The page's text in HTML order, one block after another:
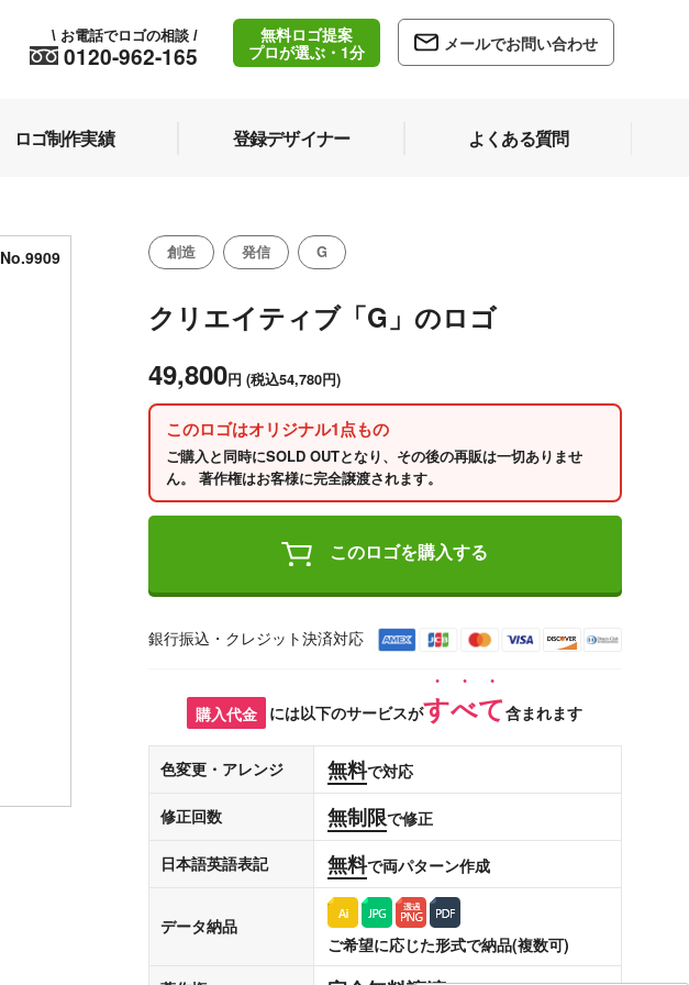
0120-962-165
\ お電話でロゴの相談 /
無料ロゴ提案
プロが選ぶ・1分
メールでお問い合わせ
ロゴ制作実績 登録デザイナー よくある質問
No.9909 創造 発信 G
クリエイティブ「G」のロゴ
49,800円 (税込54,780円)
このロゴはオリジナル1点もの
ご購入と同時にSOLD OUTとなり、その後の再販は一切ありませ
ん。 著作権はお客様に完全譲渡されます。
このロゴを購入する
銀行振込・クレジット決済対応
購入代金 には以下のサービスがすべて含まれます
色変更・アレンジ 無料で対応
修正回数 無制限で修正
日本語英語表記 無料で両パターン作成
データ納品
ご希望に応じた形式で納品(複数可)